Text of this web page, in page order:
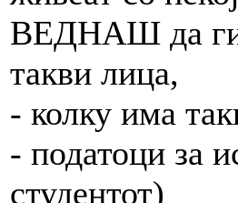
ВЕДНАШ да ги
такви лица,
- колку има
- податоци за
студентот)